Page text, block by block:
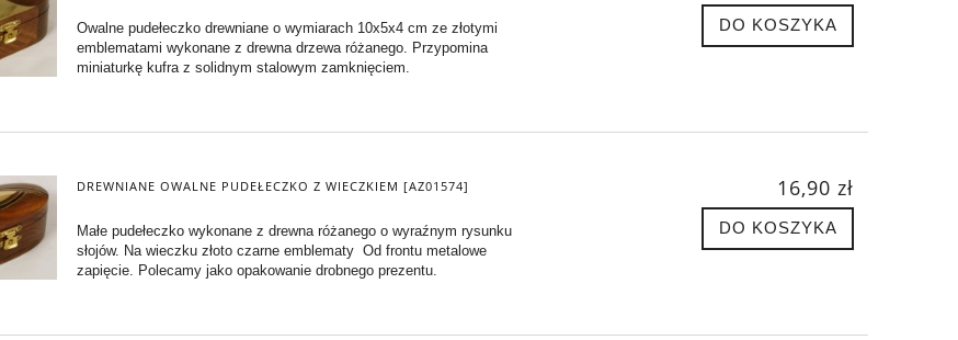
Owalne pudełeczko drewniane o wymiarach 10x5x4 cm ze złotymi
emblematami wykonane z drewna drzewa różanego. Przypomina
miniaturkę kufra z solidnym stalowym zamknięciem.
DO KOSZYKA
DREWNIANE OWALNE PUDEŁECZKO Z WIECZKIEM [AZ01574]
Małe pudełeczko wykonane z drewna różanego o wyraźnym rysunku
słojów. Na wieczku złoto czarne emblematy Od frontu metalowe
zapięcie. Polecamy jako opakowanie drobnego prezentu.
16,90 zł
DO KOSZYKA